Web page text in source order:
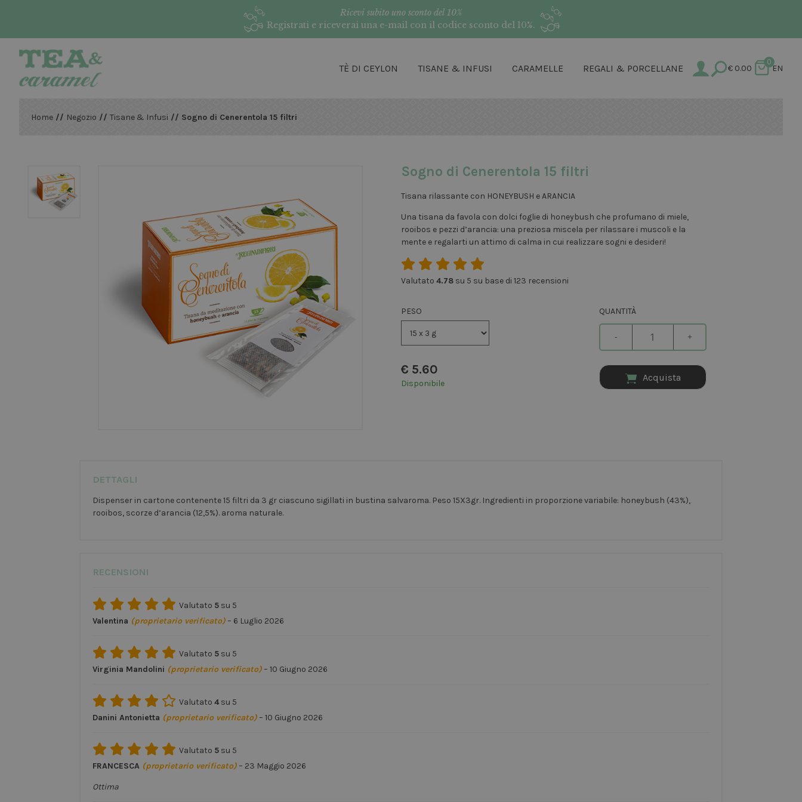
Ricevi subito uno sconto del 10%
Registrati e riceverai una e-mail con il codice sconto del 10%.
TÈ DI CEYLON TISANE & INFUSI CARAMELLE REGALI & PORCELLANE € 0.00
0
EN
Home // Negozio // Tisane & Infusi // Sogno di Cenerentola 15 filtri
Sogno di Cenerentola 15 filtri
Tisana rilassante con HONEYBUSH e ARANCIA
Una tisana da favola con dolci foglie di honeybush che profumano di miele,
rooibos e pezzi d’arancia: una preziosa miscela per rilassare i muscoli e la
mente e regalarti un attimo di calma in cui realizzare sogni e desideri!
Valutato 4.78 su 5 su base di 123 recensioni
PESO
€ 5.60
Disponibile
QUANTITÀ
- +
Acquista
DETTAGLI
Dispenser in cartone contenente 15 filtri da 3 gr ciascuno sigillati in bustina salvaroma. Peso 15X3gr. Ingredienti in proporzione variabile: honeybush (43%),
rooibos, scorze d’arancia (12,5%). aroma naturale.
RECENSIONI
Valutato 5su 5
Valentina (proprietario verificato) – 6 Luglio 2026
Valutato 5su 5
Virginia Mandolini (proprietario verificato) – 10 Giugno 2026
Valutato 4su 5
Danini Antonietta (proprietario verificato) – 10 Giugno 2026
Valutato 5su 5
FRANCESCA (proprietario verificato) – 23 Maggio 2026
Ottima